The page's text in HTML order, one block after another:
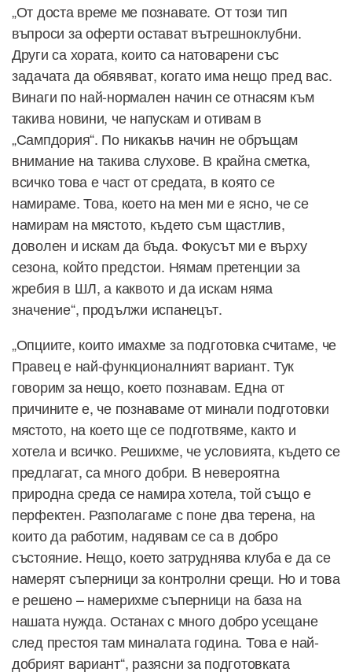
„От доста време ме познавате. От този тип
въпроси за оферти остават вътрешноклубни.
Други са хората, които са натоварени със
задачата да обявяват, когато има нещо пред вас.
Винаги по най-нормален начин се отнасям към
такива новини, че напускам и отивам в
„Сампдория“. По никакъв начин не обръщам
внимание на такива слухове. В крайна сметка,
всичко това е част от средата, в която се
намираме. Това, което на мен ми е ясно, че се
намирам на мястото, където съм щастлив,
доволен и искам да бъда. Фокусът ми е върху
сезона, който предстои. Нямам претенции за
жребия в ШЛ, а каквото и да искам няма
значение“, продължи испанецът.
„Опциите, които имахме за подготовка считаме, че
Правец е най-функционалният вариант. Тук
говорим за нещо, което познавам. Една от
причините е, че познаваме от минали подготовки
мястото, на което ще се подготвяме, както и
хотела и всичко. Решихме, че условията, където се
предлагат, са много добри. В невероятна
природна среда се намира хотела, той също е
перфектен. Разполагаме с поне два терена, на
които да работим, надявам се са в добро
състояние. Нещо, което затруднява клуба е да се
намерят съперници за контролни срещи. Но и това
е решено – намерихме съперници на база на
нашата нужда. Останах с много добро усещане
след престоя там миналата година. Това е най-
добрият вариант“, разясни за подготовката